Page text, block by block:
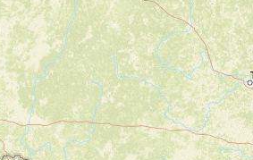
de charme
antique au parfum